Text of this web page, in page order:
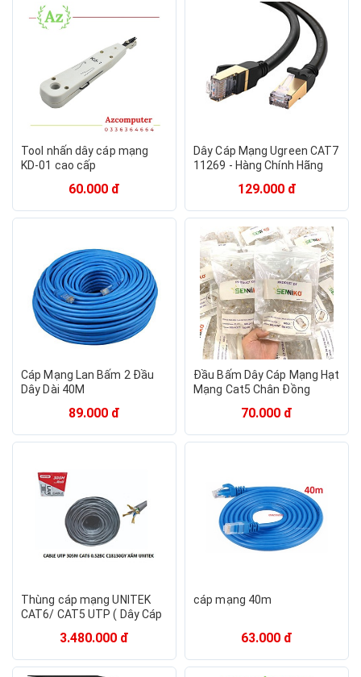
Tool nhấn dây cáp mạng
KD-01 cao cấp
60.000 đ
Dây Cáp Mạng Ugreen CAT7
11269 - Hàng Chính Hãng
129.000 đ
Cáp Mạng Lan Bấm 2 Đầu
Dây Dài 40M
89.000 đ
Đầu Bấm Dây Cáp Mạng Hạt
Mạng Cat5 Chân Đồng
70.000 đ
Thùng cáp mạng UNITEK
CAT6/ CAT5 UTP ( Dây Cáp
3.480.000 đ
cáp mạng 40m
63.000 đ